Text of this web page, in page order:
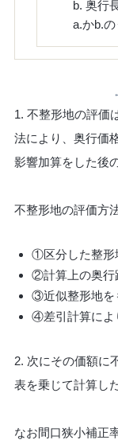
b. 奥行長
a.かb.のう
1. 不整形地の評
法により、奥行価
影響加算をした後
不整形地の評価方
①区分した整形
②計算上の奥行
③近似整形地を
④差引計算によ
2. 次にその価額に
表を乗じて計算し
なお間口狭小補正